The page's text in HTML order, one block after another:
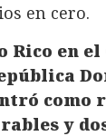
en cero.
en el
como
y